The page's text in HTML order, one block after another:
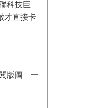
科技巨
才直接卡
閱版圖 一